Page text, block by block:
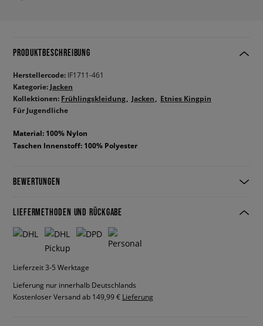
PRODUKTBESCHREIBUNG
Herstellercode: IF1711-461
Kategorie: Jacken
Kollektionen: Frühlingskleidung Jacken
Etnies Kingpin
Für Jugendliche
Material: 100% Nylon
Taschen Innenstoff: 100% Polyester
BEWERTUNGEN
LIEFERMETHODEN UND RÜCKGABE
Lieferzeit 3-5 Werktage
Lieferung nur innerhalb Deutschlands
Kostenloser Versand ab 149,99 € Lieferung